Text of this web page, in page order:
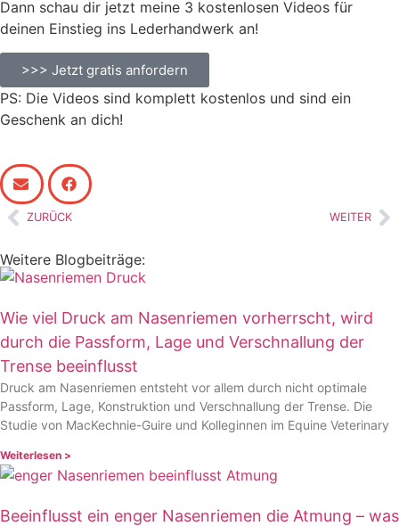
Dann schau dir jetzt meine 3 kostenlosen Videos für
deinen Einstieg ins Lederhandwerk an!
>>> Jetzt gratis anfordern
PS: Die Videos sind komplett kostenlos und sind ein
Geschenk an dich!
ZURÜCK WEITER
Weitere Blogbeiträge:
Wie viel Druck am Nasenriemen vorherrscht, wird
durch die Passform, Lage und Verschnallung der
Trense beeinflusst
Druck am Nasenriemen entsteht vor allem durch nicht optimale
Passform, Lage, Konstruktion und Verschnallung der Trense. Die
Studie von MacKechnie-Guire und Kolleginnen im Equine Veterinary
Weiterlesen >
Beeinflusst ein enger Nasenriemen die Atmung – was